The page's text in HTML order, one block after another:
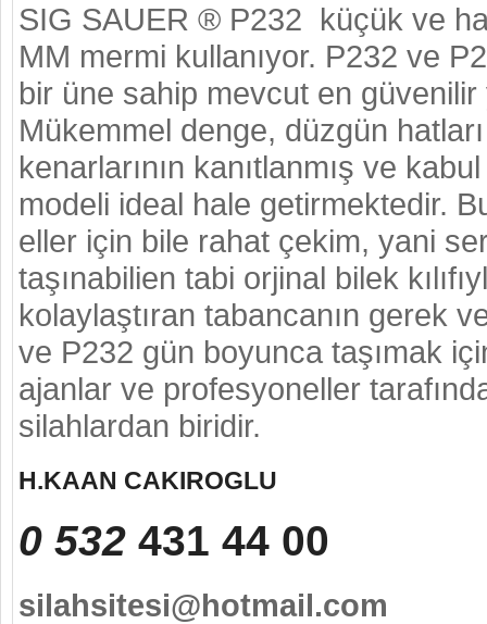
SIG SAUER ® P232 küçük ve
MM mermi kullanıyor. P232 ve
bir üne sahip mevcut en güvenilir
Mükemmel denge, düzgün hatları
kenarlarının kanıtlanmış ve
modeli ideal hale getirmektedir.
eller için bile rahat çekim, yani
taşınabilien tabi orjinal bilek
kolaylaştıran tabancanın gerek
ve P232 gün boyunca taşımak
ajanlar ve profesyoneller
silahlardan biridir.
H.KAAN CAKIROGLU
0 532 431 44 00
silahsitesi@hotmail.com